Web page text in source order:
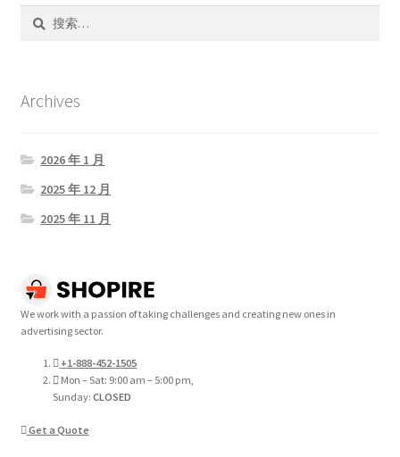
索：
Archives
2026 年 1 月
2025 年 12 月
2025 年 11 月
We work with a passion of taking challenges and creating new ones in
advertising sector.
+1-888-452-1505
Mon – Sat: 9:00 am – 5:00 pm,
Sunday:CLOSED
Get a Quote